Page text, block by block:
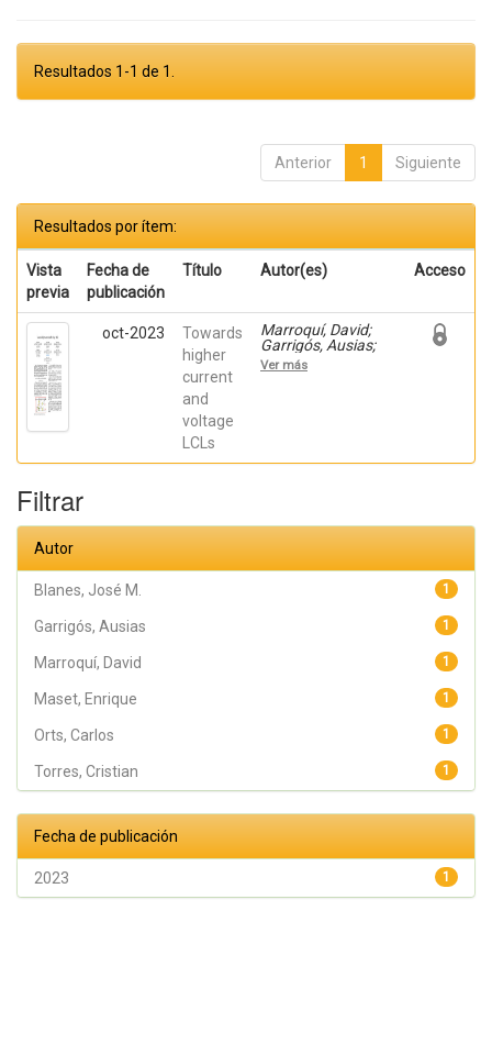
Resultados 1-1 de 1.
Anterior 1 Siguiente
Resultados por ítem:
Vista
previa
Fecha de
publicación
Título Autor(es) Acceso
oct-2023
Towards
higher
current
and
voltage
LCLs
Marroquí, David;
Garrigós, Ausias;
Blanes, José M.;
Maset, Enrique;
Ver más
Filtrar
Autor
1
Blanes, José M.
1
Garrigós, Ausias
1
Marroquí, David
1
Maset, Enrique
1
Orts, Carlos
1
Torres, Cristian
Fecha de publicación
1
2023